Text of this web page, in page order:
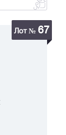
Лот № 67